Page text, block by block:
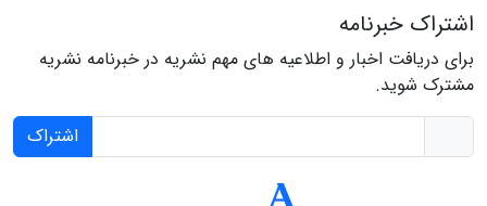
اشتراک خبرنامه
برای دریافت اخبار و اطلاعیه های مهم نشریه در خبرنامه نشریه
مشترک شوید.
اشتراک